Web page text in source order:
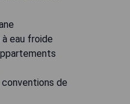
eau froide
de